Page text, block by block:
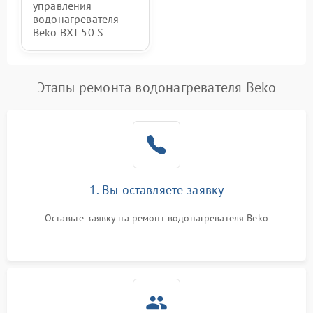
управления
водонагревателя
Beko BXT 50 S
Этапы ремонта водонагревателя Beko
1. Вы оставляете заявку
Оставьте заявку на ремонт водонагревателя Beko